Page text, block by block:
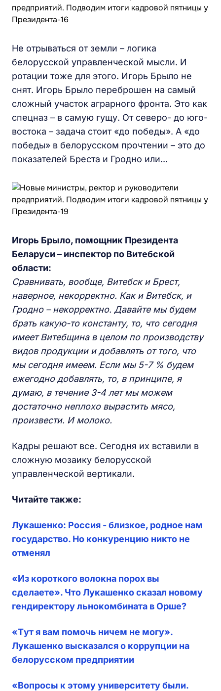
Не отрываться от земли – логика
белорусской управленческой мысли. И
ротации тоже для этого. Игорь Брыло не
снят. Игорь Брыло переброшен на самый
сложный участок аграрного фронта. Это как
спецназ – в самую гущу. От северо- до юго-
востока – задача стоит «до победы». А «до
победы» в белорусском прочтении – это до
показателей Бреста и Гродно или...
Игорь Брыло, помощник Президента
Беларуси – инспектор по Витебской
области:
Сравнивать, вообще, Витебск и Брест,
наверное, некорректно. Как и Витебск, и
Гродно – некорректно. Давайте мы будем
брать какую-то константу, то, что сегодня
имеет Витебщина в целом по производству
видов продукции и добавлять от того, что
мы сегодня имеем. Если мы 5-7 % будем
ежегодно добавлять, то, в принципе, я
думаю, в течение 3-4 лет мы можем
достаточно неплохо вырастить мясо,
произвести. И молоко.
Кадры решают все. Сегодня их вставили в
сложную мозаику белорусской
управленческой вертикали.
Читайте также:
Лукашенко: Россия - близкое, родное нам
государство. Но конкуренцию никто не
отменял
«Из короткого волокна порох вы
сделаете». Что Лукашенко сказал новому
гендиректору льнокомбината в Орше?
«Тут я вам помочь ничем не могу».
Лукашенко высказался о коррупции на
белорусском предприятии
«Вопросы к этому университету были.